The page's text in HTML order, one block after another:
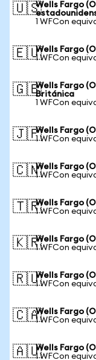
🇺🇸Wells Fargo
1 WFCon
🇪🇺Wells Fargo
1 WFCon
🇬🇧Wells Fargo
Británica
1 WFCon
🇯🇵Wells Fargo
1 WFCon
🇨🇳Wells Fargo
1 WFCon
🇹🇷Wells Fargo
1 WFCon
🇰🇷Wells Fargo
1 WFCon
🇷🇺Wells Fargo
1 WFCon
🇨🇦Wells Fargo
1 WFCon
🇦🇺Wells Fargo
1 WFCon